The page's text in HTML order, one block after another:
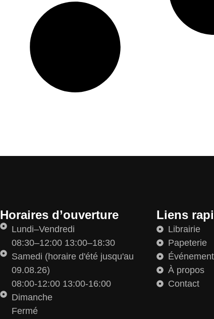
Horaires d’ouverture
Lundi–Vendredi
08:30–12:00 13:00–18:30
Samedi (horaire d'été jusqu'au
09.08.26)
08:00-12:00 13:00-16:00
Dimanche
Fermé
Liens
Librairie
Papeterie
À propos
Contact